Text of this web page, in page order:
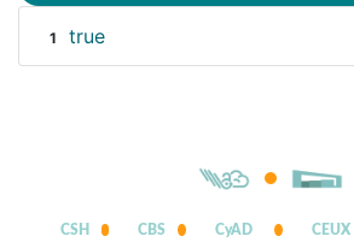
1 true
CSH CBS CyAD CEUX